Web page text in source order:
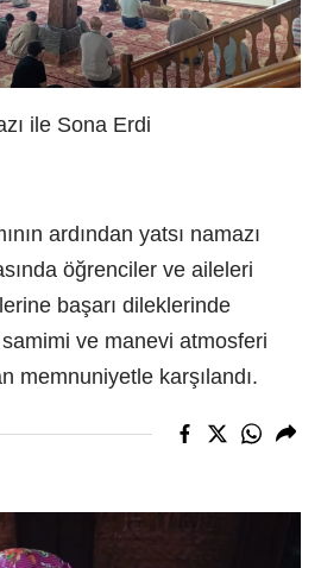
ile Sona Erdi
ardından yatsı namazı
öğrenciler ve aileleri
başarı dileklerinde
ve manevi atmosferi
memnuniyetle karşılandı.